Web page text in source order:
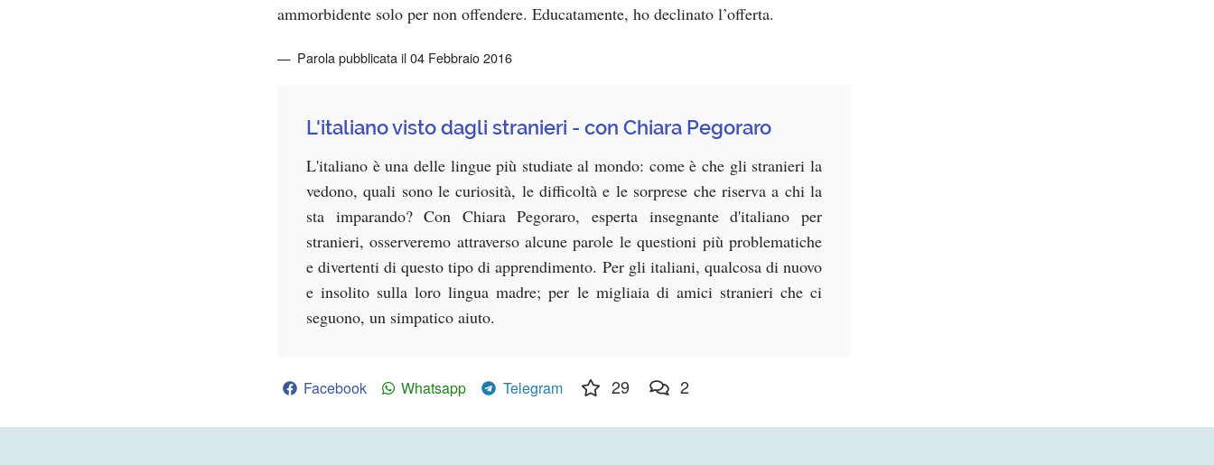
ammorbidente solo per non offendere. Educatamente, ho declinato l’offerta.
Parola pubblicata il 04 Febbraio 2016
L'italiano visto dagli stranieri - con Chiara Pegoraro
L'italiano è una delle lingue più studiate al mondo: come è che gli stranieri la
vedono, quali sono le curiosità, le difficoltà e le sorprese che riserva a chi la
sta imparando? Con Chiara Pegoraro, esperta insegnante d'italiano per
stranieri, osserveremo attraverso alcune parole le questioni più problematiche
e divertenti di questo tipo di apprendimento. Per gli italiani, qualcosa di nuovo
e insolito sulla loro lingua madre; per le migliaia di amici stranieri che ci
seguono, un simpatico aiuto.
Facebook Whatsapp Telegram 29 2